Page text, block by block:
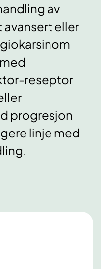
av
eller
reseptor
progresjon
linje med